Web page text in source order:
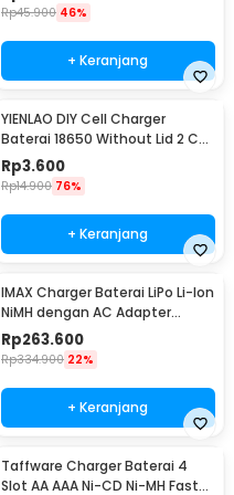
Rp45.900 46%
+ Keranjang
YIENLAO DIY Cell Charger
Baterai 18650 Without Lid 2 Cell
- BC-001/2
Rp3.600
Rp14.900 76%
+ Keranjang
IMAX Charger Baterai LiPo Li-Ion
NiMH dengan AC Adapter
Integrated - B6AC
Rp263.600
Rp334.900 22%
+ Keranjang
Taffware Charger Baterai 4
Slot AA AAA Ni-CD Ni-MH Fast